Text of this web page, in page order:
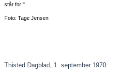
står for!".
Foto: Tage Jensen
Thisted Dagblad, 1. september 1970: